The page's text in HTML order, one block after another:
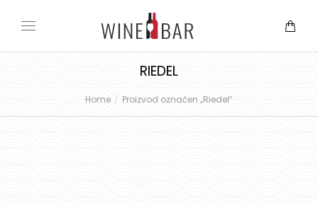
RIEDEL
You are here:Home Proizvod označen „Riedel“